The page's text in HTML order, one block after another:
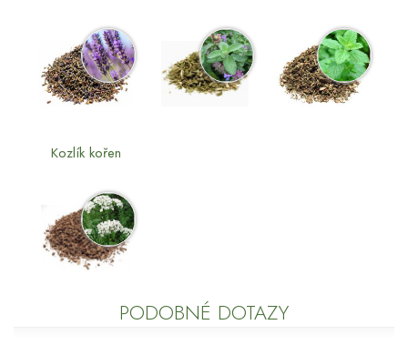
Kozlík kořen
PODOBNÉ DOTAZY